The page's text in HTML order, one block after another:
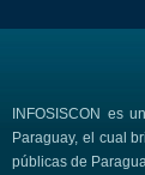
INFOSISCON es
Paraguay, el cual
públicas de